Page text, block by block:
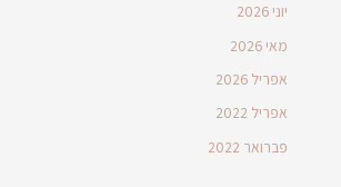
יוני 2026
מאי 2026
אפריל 2026
אפריל 2022
פברואר 2022